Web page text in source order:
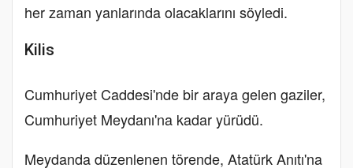
her zaman yanlarında olacaklarını söyledi.
Kilis
Cumhuriyet Caddesi'nde bir araya gelen gaziler,
Cumhuriyet Meydanı'na kadar yürüdü.
Meydanda düzenlenen törende, Atatürk Anıtı'na